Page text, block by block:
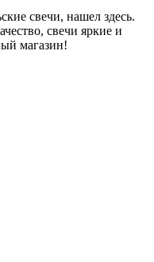
свечи, нашел здесь.
свечи яркие и
магазин!